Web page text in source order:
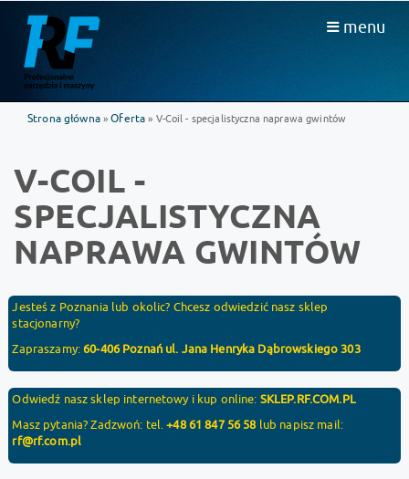
menu
Strona główna»Oferta » V-Coil - specjalistyczna naprawa gwintów
V-COIL -
SPECJALISTYCZNA
NAPRAWA GWINTÓW
Jesteś z Poznania lub okolic? Chcesz odwiedzić nasz sklep
stacjonarny?
Zapraszamy:60-406 Poznań ul. Jana Henryka Dąbrowskiego 303
Odwiedź nasz sklep internetowy i kup online: SKLEP.RF.COM.PL
Masz pytania? Zadzwoń: tel.+48 61 847 56 58 lub napisz mail:
rf@rf.com.pl